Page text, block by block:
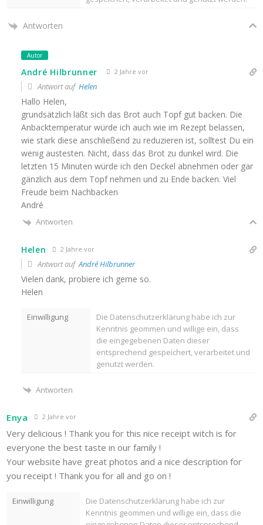
Antworten
Autor
André Hilbrunner 2 Jahre vor
Antwort auf Helen
Hallo Helen,
grundsätzlich läßt sich das Brot auch Topf gut backen. Die
Anbacktemperatur würde ich auch wie im Rezept belassen,
wie stark diese anschließend zu reduzieren ist, solltest Du ein
wenig austesten. Nicht, dass das Brot zu dunkel wird. Die
letzten 15 Minuten würde ich den Deckel abnehmen oder gar
gänzlich aus dem Topf nehmen und zu Ende backen. Viel
Freude beim Nachbacken
André
Antworten
Helen 2 Jahre vor
Antwort aufAndré Hilbrunner
Vielen dank, probiere ich gerne so.
Helen
Einwilligung
Die Datenschutzerklärung habe ich zur
Kenntnis geommen und willige ein, dass
die eingegebenen Daten dieser
entsprechend gespeichert, verarbeitet und
genutzt werden.
Antworten
Enya 2 Jahre vor
Very delicious ! Thank you for this nice receipt witch is for
everyone the best taste in our family !
Your website have great photos and a nice description for
you receipt ! Thank you for all and go on !
Einwilligung
Die Datenschutzerklärung habe ich zur
Kenntnis geommen und willige ein, dass die